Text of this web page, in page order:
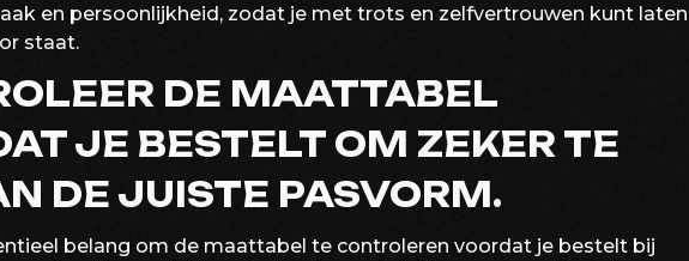
en persoonlijkheid, zodat je met trots en zelfvertrouwen kunt laten
staat.
DE MAATTABEL
JE BESTELT OM ZEKER TE
DE JUISTE PASVORM.
belang om de maattabel te controleren voordat je bestelt bij